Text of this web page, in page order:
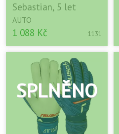
Sebastian, 5 let
AUTO
1 088 Kč 1131